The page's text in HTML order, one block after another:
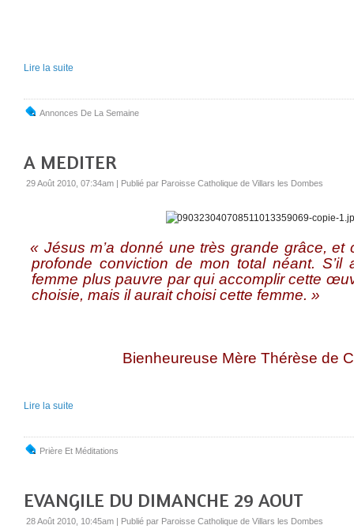
Lire la suite
Annonces De La Semaine
A MEDITER
29 Août 2010, 07:34am | Publié par Paroisse Catholique de Villars les Dombes
« Jésus m’a donné une très grande grâce, et
profonde conviction de mon total néant. S’il
femme plus pauvre par qui accomplir cette
choisie, mais il aurait choisi cette femme. »
Bienheureuse Mère Thérèse de
Lire la suite
Prière Et Méditations
EVANGILE DU DIMANCHE 29 AOUT
28 Août 2010, 10:45am | Publié par Paroisse Catholique de Villars les Dombes